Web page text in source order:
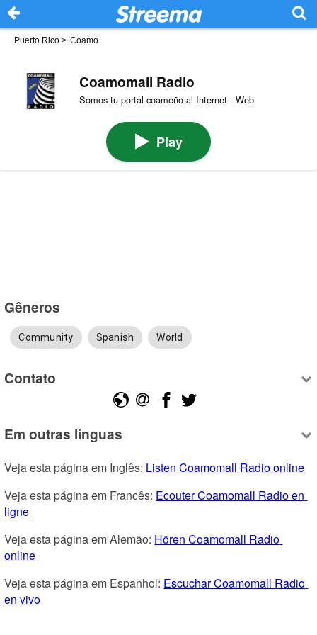
Puerto Rico > Coamo
Coamomall Radio
Somos tu portal coameño al Internet · Web
Play
Gêneros
Community Spanish World
Contato
Em outras línguas
Veja esta página em Inglês: Listen Coamomall Radio online
Veja esta página em Francês: Ecouter Coamomall Radio en
ligne
Veja esta página em Alemão: Hören Coamomall Radio
online
Veja esta página em Espanhol: Escuchar Coamomall Radio
en vivo